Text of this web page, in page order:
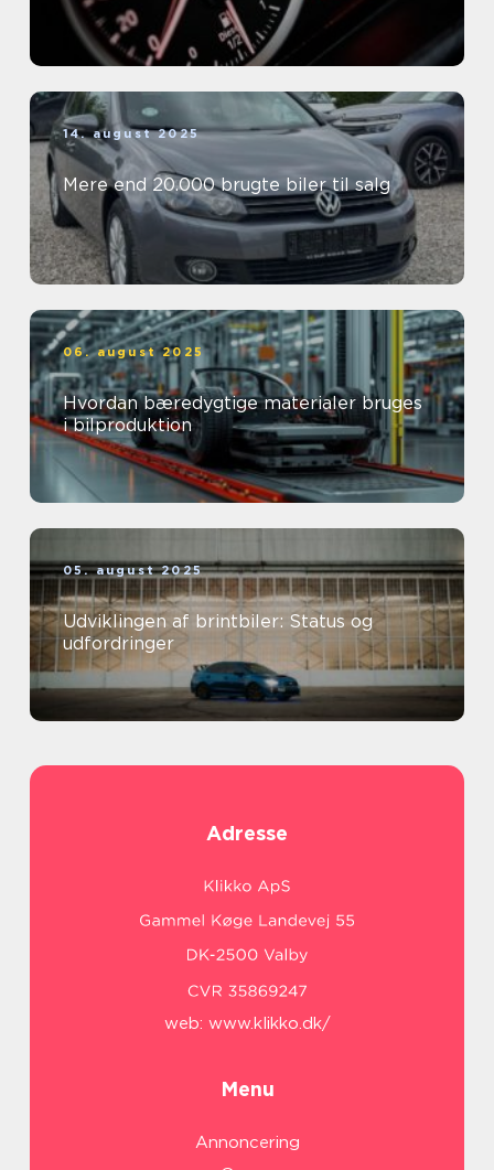
14. august 2025
Mere end 20.000 brugte biler til salg
06. august 2025
Hvordan bæredygtige materialer bruges
i bilproduktion
05. august 2025
Udviklingen af brintbiler: Status og
udfordringer
Adresse
web: www.klikko.dk/
Menu
Annoncering